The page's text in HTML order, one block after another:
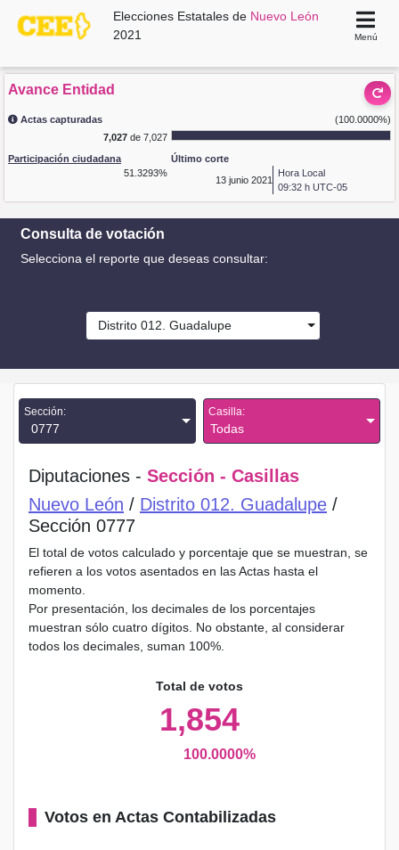
Elecciones Estatales de Nuevo León
2021
Menú
Avance Entidad
Actas capturadas
(100.0000%)
7,027de 7,027
Participación ciudadana
51.3293%
Último corte
13 junio 2021
Hora Local
09:32 h UTC-05
Consulta de votación
Selecciona el reporte que deseas consultar:
Distrito 012. Guadalupe
Sección:
0777
Casilla:
Todas
Diputaciones - Sección - Casillas
Nuevo León / Distrito 012. Guadalupe /
Sección 0777
El total de votos calculado y porcentaje que se muestran, se
refieren a los votos asentados en las Actas hasta el
momento.
Por presentación, los decimales de los porcentajes
muestran sólo cuatro dígitos. No obstante, al considerar
todos los decimales, suman 100%.
Total de votos
1,854
100.0000%
Votos en Actas Contabilizadas